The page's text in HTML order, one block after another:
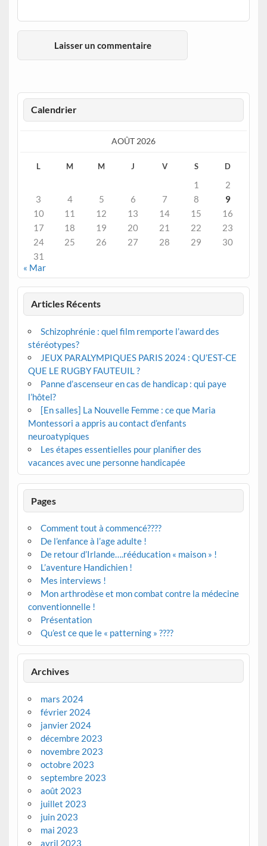
Calendrier
AOÛT 2026
L M M J V S D
1
2
3
4 5 6 7 8
9
10
11 12 13 14 15
16
17
18 19 20 21 22
23
24
25 26 27 28 29
30
31
« Mar
Articles Récents
Schizophrénie : quel film remporte l’award des
stéréotypes?
JEUX PARALYMPIQUES PARIS 2024 : QU’EST-CE
QUE LE RUGBY FAUTEUIL ?
Panne d’ascenseur en cas de handicap : qui paye
l’hôtel?
[En salles] La Nouvelle Femme : ce que Maria
Montessori a appris au contact d’enfants
neuroatypiques
Les étapes essentielles pour planifier des
vacances avec une personne handicapée
Pages
Comment tout à commencé????
De l’enfance à l’age adulte !
De retour d’Irlande….rééducation « maison » !
L’aventure Handichien !
Mes interviews !
Mon arthrodèse et mon combat contre la médecine
conventionnelle !
Présentation
Qu’est ce que le « patterning » ????
Archives
mars 2024
février 2024
janvier 2024
décembre 2023
novembre 2023
octobre 2023
septembre 2023
août 2023
juillet 2023
juin 2023
mai 2023
avril 2023